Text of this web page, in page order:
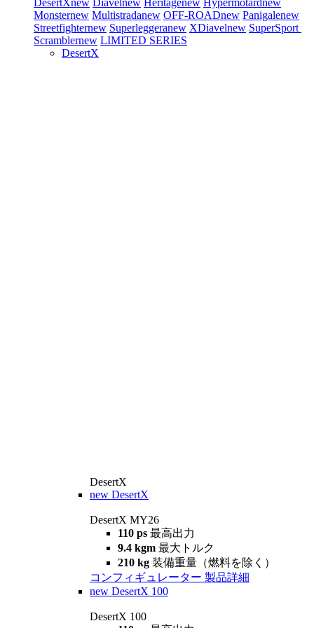
DesertXnew Diavelnew Heritagenew Hypermotardnew
Monsternew Multistradanew OFF-ROADnew Panigalenew
Streetfighternew Superleggeranew XDiavelnew SuperSport
Scramblernew LIMITED SERIES
DesertX
DesertX
new DesertX
DesertX MY26
110 ps 最高出力
9.4 kgm 最大トルク
210 kg 装備重量（燃料を除く）
コンフィギュレーター 製品詳細
new DesertX 100
DesertX 100